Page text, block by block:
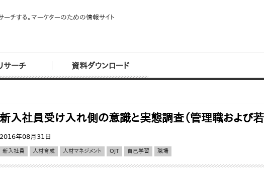
ーチする。マーケターのための情報サイト
サーチ 資料ダウンロード
新入社員受け入れ側の意識と実態調査（管理職および
2016年08月31日
新入社員 人材育成 人材マネジメント OJT 自己学習 職場